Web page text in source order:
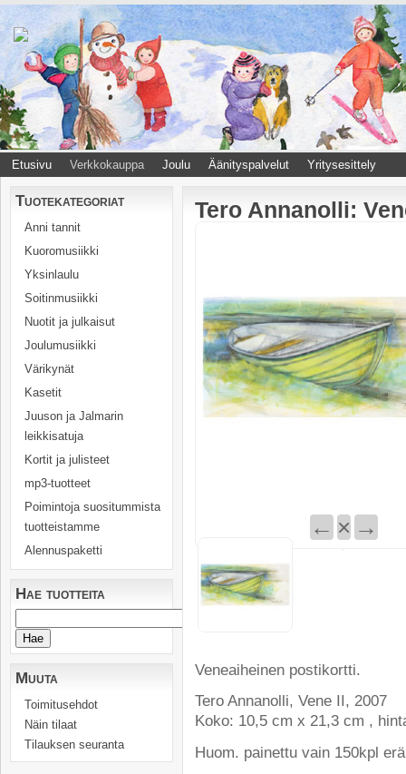
Etusivu Verkkokauppa Joulu Äänityspalvelut Yritysesittely
Tuotekategoriat
Anni tannit
Kuoromusiikki
Yksinlaulu
Soitinmusiikki
Nuotit ja julkaisut
Joulumusiikki
Värikynät
Kasetit
Juuson ja Jalmarin
leikkisatuja
Kortit ja julisteet
mp3-tuotteet
Poimintoja suositummista
tuotteistamme
Alennuspaketti
Hae tuotteita
Muuta
Toimitusehdot
Näin tilaat
Tilauksen seuranta
Tero Annanolli:
← × →
Veneaiheinen postikortti.
Tero Annanolli, Vene II, 2007
Koko: 10,5 cm x 21,3 cm ,
Huom. painettu vain 150kpl